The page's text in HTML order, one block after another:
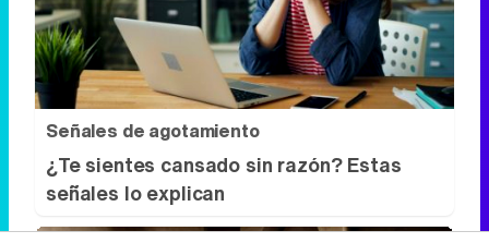
Señales de agotamiento
¿Te sientes cansado sin razón? Estas
señales lo explican